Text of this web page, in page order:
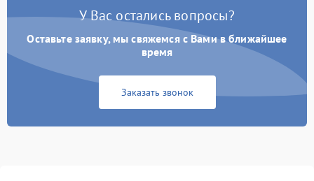
Плохая уборка шерсти
2400 ₽ Подробнее →
У Вас остались вопросы?
Оставьте заявку, мы свяжемся с Вами в ближайшее
время
Заказать звонок